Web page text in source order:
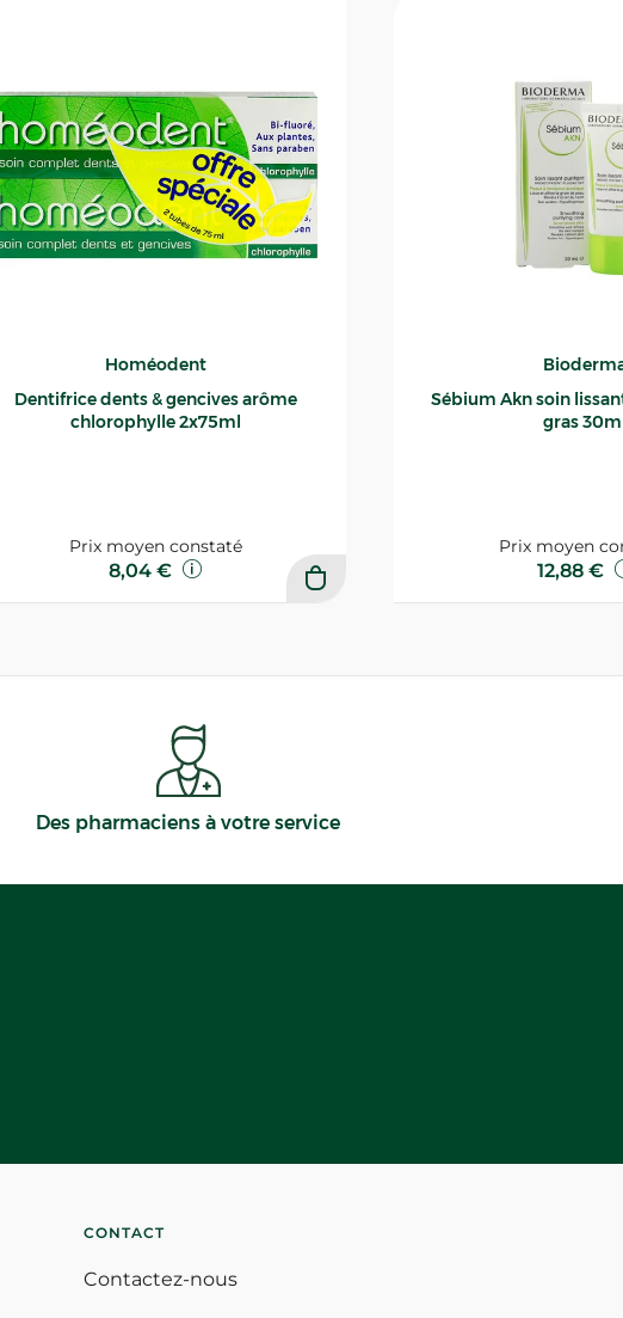
Homéodent
Dentifrice dents & gencives arôme
chlorophylle 2x75ml
Prix moyen constaté
8,04 €
Sébium Akn soin lissant
gras
Prix moyen
12,88 €
Des pharmaciens à votre service
CONTACT
Contactez-nous